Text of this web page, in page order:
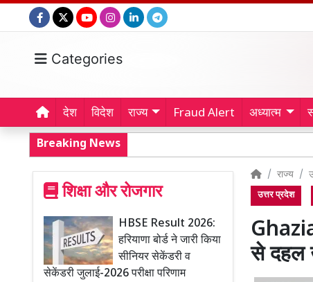
Categories
देश विदेश राज्य Fraud Alert अध्यात्म
Breaking News
शिक्षा और रोजगार
HBSE Result 2026:
हरियाणा बोर्ड ने जारी किया
सीनियर सेकेंडरी व
सेकेंडरी जुलाई-2026 परीक्षा परिणाम
राज्य
उत्तर प्रदेश
से दहल